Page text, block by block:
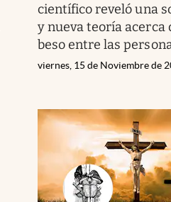
científico reveló una
y nueva teoría acerca
beso entre las
viernes, 15 de Noviembre de